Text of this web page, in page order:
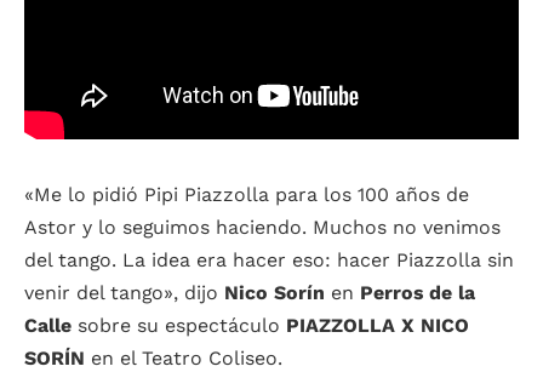
«Me lo pidió Pipi Piazzolla para los 100 años de
Astor y lo seguimos haciendo. Muchos no venimos
del tango. La idea era hacer eso: hacer Piazzolla sin
venir del tango», dijo Nico Sorín en Perros de la
Calle sobre su espectáculo PIAZZOLLA X NICO
SORÍN en el Teatro Coliseo.